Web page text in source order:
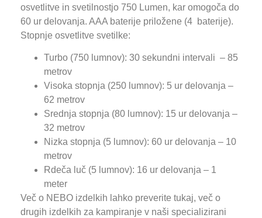
osvetlitve in svetilnostjo 750 Lumen, kar omogoča do
60 ur delovanja. AAA baterije priložene (4 baterije).
Stopnje osvetlitve svetilke:
Turbo (750 lumnov): 30 sekundni intervali – 85
metrov
Visoka stopnja (250 lumnov): 5 ur delovanja –
62 metrov
Srednja stopnja (80 lumnov): 15 ur delovanja –
32 metrov
Nizka stopnja (5 lumnov): 60 ur delovanja – 10
metrov
Rdeča luč (5 lumnov): 16 ur delovanja – 1
meter
Več o NEBO izdelkih lahko preverite tukaj, več o
drugih izdelkih za kampiranje v naši specializirani